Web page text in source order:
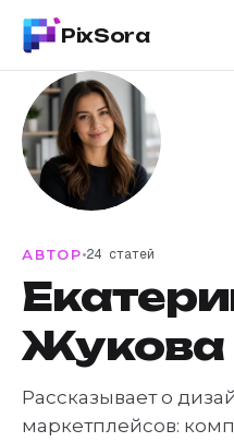
PixSora
АВТОР 24 статей
Жукова
Рассказывает о
маркетплейсов: